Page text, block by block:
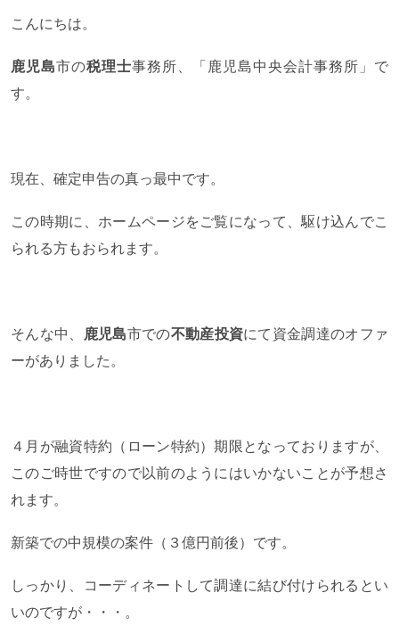
こんにちは。
鹿児島市の税理士事務所、「鹿児島中央会計事務所」で
す。
現在、確定申告の真っ最中です。
この時期に、ホームページをご覧になって、駆け込んでこ
られる方もおられます。
そんな中、 鹿児島市での不動産投資にて資金調達のオファ
ーがありました。
４月が融資特約（ローン特約）期限となっておりますが、
このご時世ですので以前のようにはいかないことが予想さ
れます。
新築での中規模の案件（３億円前後）です。
しっかり、コーディネートして調達に結び付けられるとい
いのですが・・・。